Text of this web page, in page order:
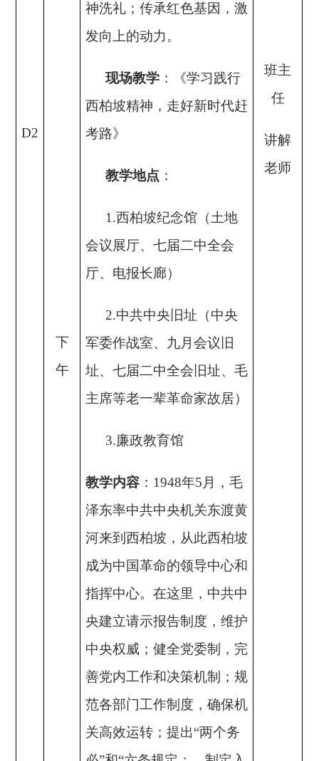
D2
下
午
神洗礼；传承红色基因，激
发向上的动力。
现场教学 ： 《学习践行
西柏坡精神 ，走好新时代赶
考路》
教学地点 ：
1.西柏坡纪念馆 （土地
会议展厅、七届二中全会
厅、电报长廊）
2.中共中央旧址 （中央
军委作战室、九月会议旧
址、七届二中全会旧址、毛
主席等老一辈革命家故居）
3.廉政教育馆
教学内容 ： 1948年5月，毛
泽东率中共中央机关东渡黄
河来到西柏坡 ， 从此西柏坡
成为中国革命的领导中心和
指挥中心。在这里，中共中
央建立请示报告制度，维护
中央权威；健全党委制，完
善党内工作和决策机制；规
范各部门工作制度，确保机
关高效运转；提出“两个务
班主
任
讲解
老师